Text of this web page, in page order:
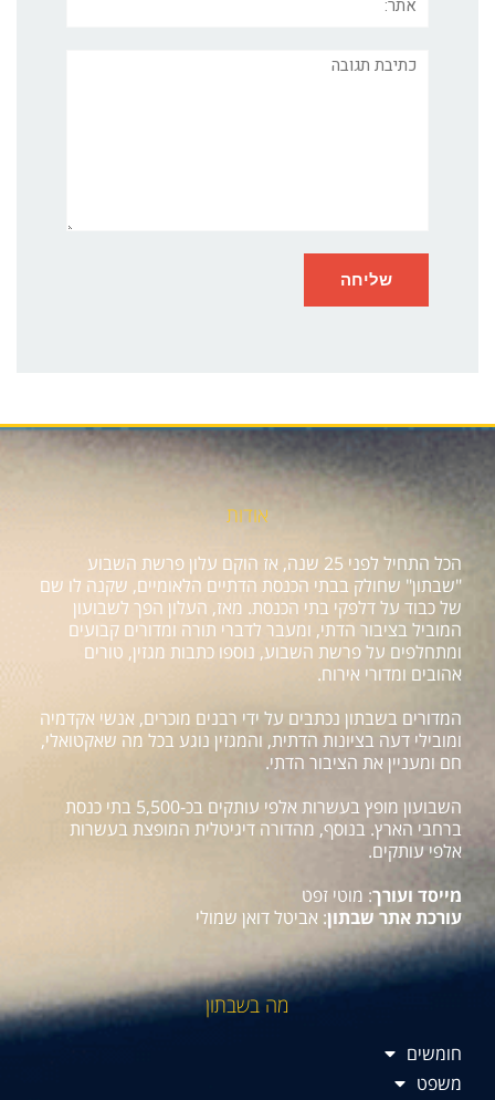
תגובה
אודות
הכל התחיל לפני 25 שנה, אז הוקם עלון פרשת השבוע
"שבתון" שחולק בבתי הכנסת הדתיים הלאומיים, שקנה לו שם
של כבוד על דלפקי בתי הכנסת. מאז, העלון הפך לשבועון
המוביל בציבור הדתי, ומעבר לדברי תורה ומדורים קבועים
ומתחלפים על פרשת השבוע, נוספו כתבות מגזין, טורים
אהובים ומדורי אירוח.
המדורים בשבתון נכתבים על ידי רבנים מוכרים, אנשי אקדמיה
ומובילי דעה בציונות הדתית, והמגזין נוגע בכל מה שאקטואלי,
חם ומעניין את הציבור הדתי.
השבועון מופץ בעשרות אלפי עותקים בכ-5,500 בתי כנסת
ברחבי הארץ. בנוסף, מהדורה דיגיטלית המופצת בעשרות
אלפי עותקים.
מייסד ועורך: מוטי זפט
עורכת אתר שבתון: אביטל דואן שמולי
מה בשבתון
חומשים
משפט